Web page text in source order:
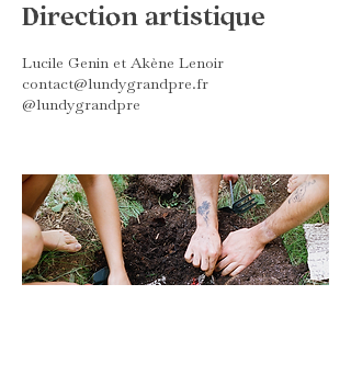
Direction artistique
Lucile Genin et Akène Lenoir
contact@lundygrandpre.fr
@lundygrandpre